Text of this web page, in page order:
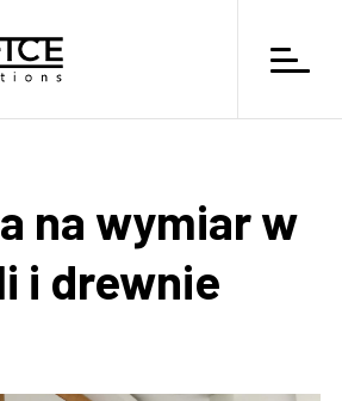
na wymiar w
i drewnie